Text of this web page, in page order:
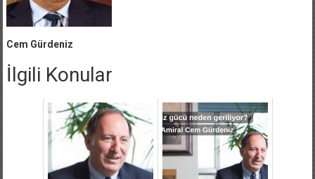
Cem Gürdeniz
İlgili Konular